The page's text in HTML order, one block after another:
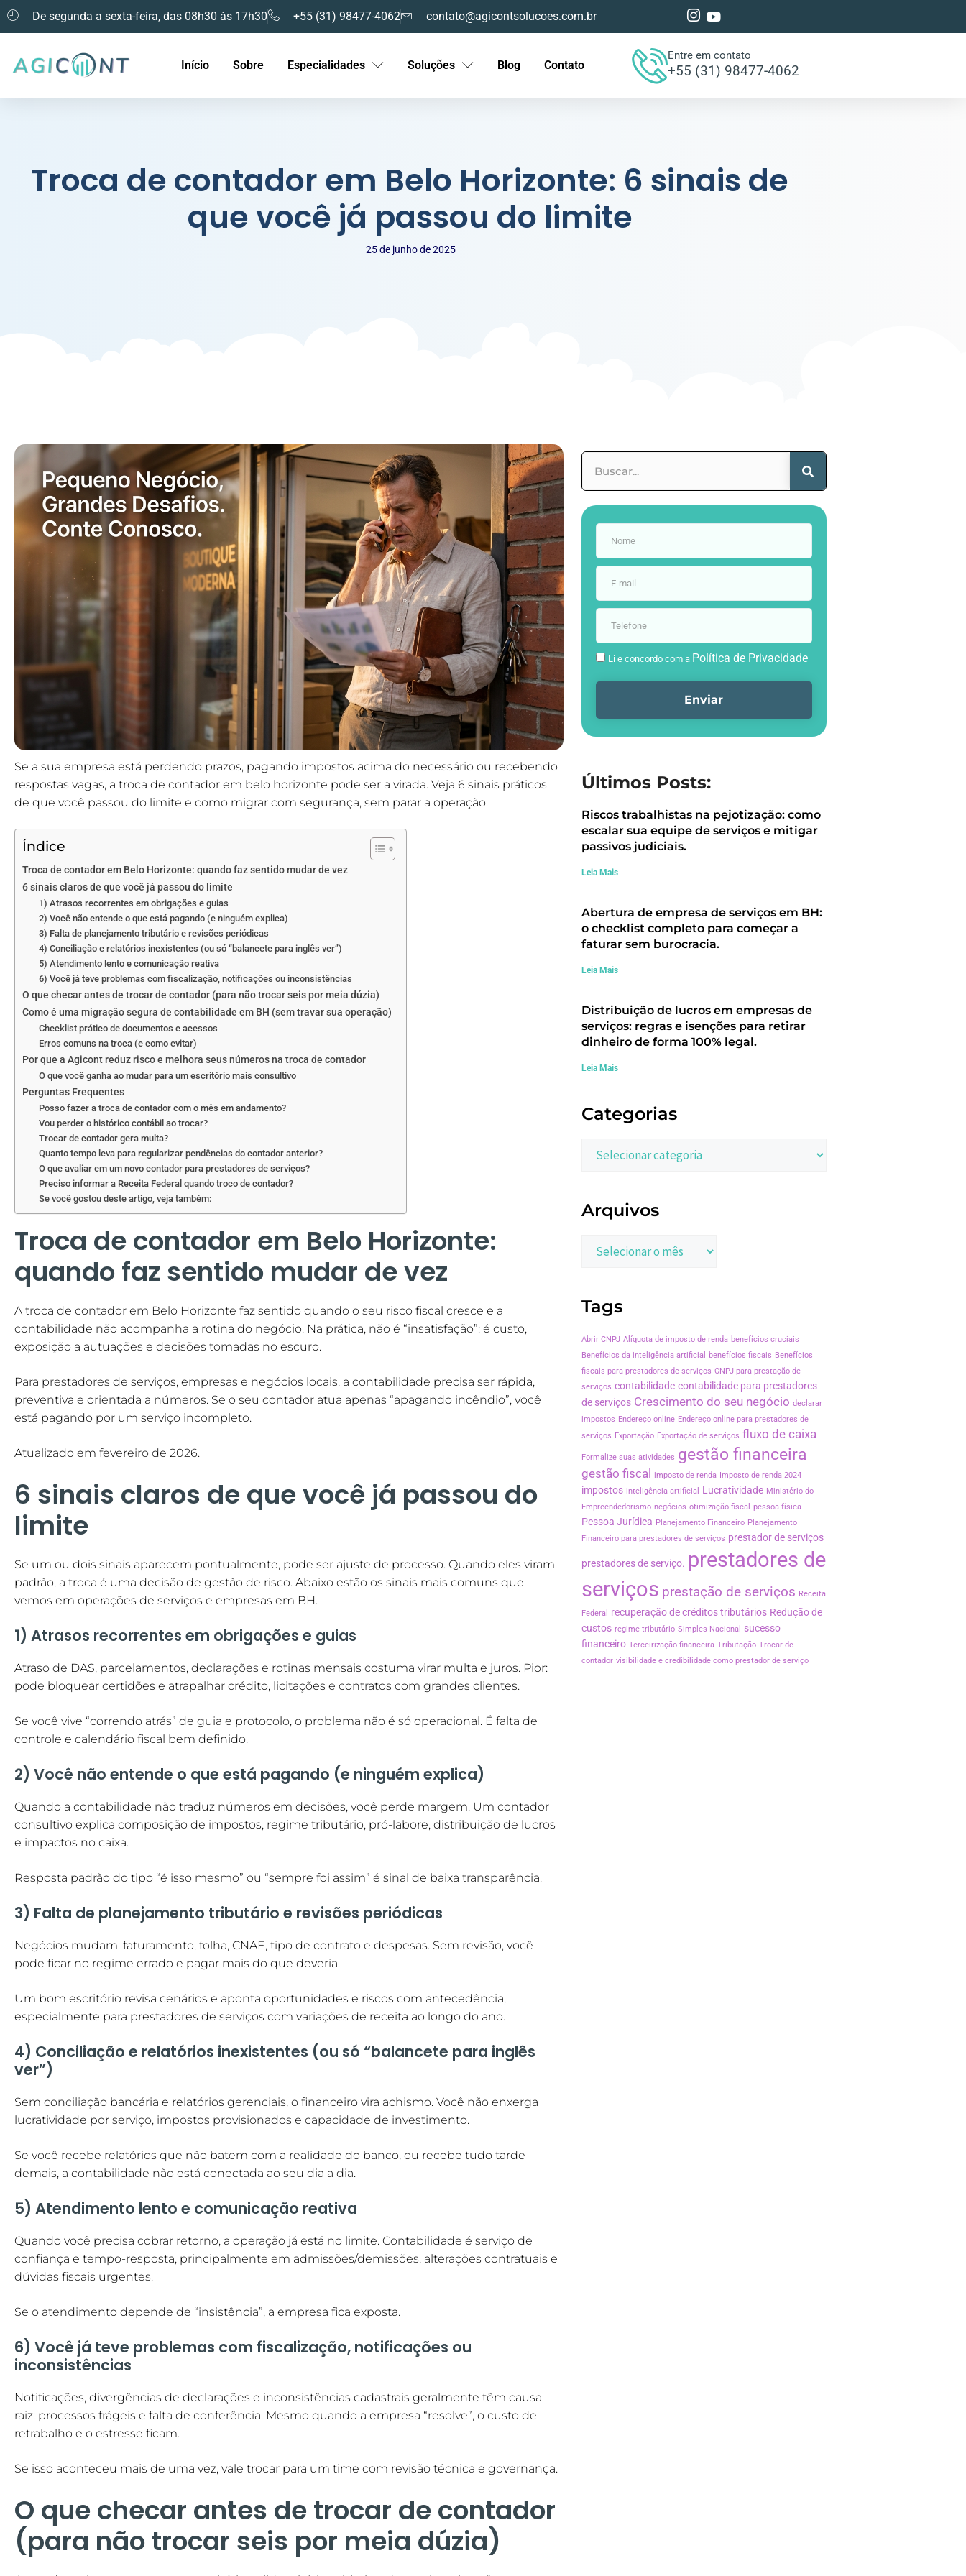
De segunda a sexta-feira, das 08h30 às 17h30 +55 (31) 98477-4062 contato@agicontsolucoes.com.br
Início Sobre Especialidades Soluções Blog Contato
Entre em contato
+55 (31) 98477-4062
Troca de contador em Belo Horizonte: 6 sinais de
que você já passou do limite
25 de junho de 2025
Se a sua empresa está perdendo prazos, pagando impostos acima do necessário ou recebendo
respostas vagas, a troca de contador em belo horizonte pode ser a virada. Veja 6 sinais práticos
de que você passou do limite e como migrar com segurança, sem parar a operação.
Índice
Troca de contador em Belo Horizonte: quando faz sentido mudar de vez
6 sinais claros de que você já passou do limite
1) Atrasos recorrentes em obrigações e guias
2) Você não entende o que está pagando (e ninguém explica)
3) Falta de planejamento tributário e revisões periódicas
4) Conciliação e relatórios inexistentes (ou só “balancete para inglês ver”)
5) Atendimento lento e comunicação reativa
6) Você já teve problemas com fiscalização, notificações ou inconsistências
O que checar antes de trocar de contador (para não trocar seis por meia dúzia)
Como é uma migração segura de contabilidade em BH (sem travar sua operação)
Checklist prático de documentos e acessos
Erros comuns na troca (e como evitar)
Por que a Agicont reduz risco e melhora seus números na troca de contador
O que você ganha ao mudar para um escritório mais consultivo
Perguntas Frequentes
Posso fazer a troca de contador com o mês em andamento?
Vou perder o histórico contábil ao trocar?
Trocar de contador gera multa?
Quanto tempo leva para regularizar pendências do contador anterior?
O que avaliar em um novo contador para prestadores de serviços?
Preciso informar a Receita Federal quando troco de contador?
Se você gostou deste artigo, veja também:
Troca de contador em Belo Horizonte:
quando faz sentido mudar de vez
A troca de contador em Belo Horizonte faz sentido quando o seu risco fiscal cresce e a
contabilidade não acompanha a rotina do negócio. Na prática, não é “insatisfação”: é custo,
exposição a autuações e decisões tomadas no escuro.
Para prestadores de serviços, empresas e negócios locais, a contabilidade precisa ser rápida,
preventiva e orientada a números. Se o seu contador atua apenas “apagando incêndio”, você
está pagando por um serviço incompleto.
Atualizado em fevereiro de 2026.
6 sinais claros de que você já passou do
limite
Se um ou dois sinais aparecem pontualmente, pode ser ajuste de processo. Quando eles viram
padrão, a troca é uma decisão de gestão de risco. Abaixo estão os sinais mais comuns que
vemos em operações de serviços e empresas em BH.
1) Atrasos recorrentes em obrigações e guias
Atraso de DAS, parcelamentos, declarações e rotinas mensais costuma virar multa e juros. Pior:
pode bloquear certidões e atrapalhar crédito, licitações e contratos com grandes clientes.
Se você vive “correndo atrás” de guia e protocolo, o problema não é só operacional. É falta de
controle e calendário fiscal bem definido.
2) Você não entende o que está pagando (e ninguém explica)
Quando a contabilidade não traduz números em decisões, você perde margem. Um contador
consultivo explica composição de impostos, regime tributário, pró-labore, distribuição de lucros
e impactos no caixa.
Resposta padrão do tipo “é isso mesmo” ou “sempre foi assim” é sinal de baixa transparência.
3) Falta de planejamento tributário e revisões periódicas
Negócios mudam: faturamento, folha, CNAE, tipo de contrato e despesas. Sem revisão, você
pode ficar no regime errado e pagar mais do que deveria.
Um bom escritório revisa cenários e aponta oportunidades e riscos com antecedência,
especialmente para prestadores de serviços com variações de receita ao longo do ano.
4) Conciliação e relatórios inexistentes (ou só “balancete para inglês
ver”)
Sem conciliação bancária e relatórios gerenciais, o financeiro vira achismo. Você não enxerga
lucratividade por serviço, impostos provisionados e capacidade de investimento.
Se você recebe relatórios que não batem com a realidade do banco, ou recebe tudo tarde
demais, a contabilidade não está conectada ao seu dia a dia.
5) Atendimento lento e comunicação reativa
Quando você precisa cobrar retorno, a operação já está no limite. Contabilidade é serviço de
confiança e tempo-resposta, principalmente em admissões/demissões, alterações contratuais e
dúvidas fiscais urgentes.
Se o atendimento depende de “insistência”, a empresa fica exposta.
6) Você já teve problemas com fiscalização, notificações ou
inconsistências
Notificações, divergências de declarações e inconsistências cadastrais geralmente têm causa
raiz: processos frágeis e falta de conferência. Mesmo quando a empresa “resolve”, o custo de
retrabalho e o estresse ficam.
Se isso aconteceu mais de uma vez, vale trocar para um time com revisão técnica e governança.
O que checar antes de trocar de contador
(para não trocar seis por meia dúzia)
Li e concordo com a Política de Privacidade
Enviar
Últimos Posts:
Riscos trabalhistas na pejotização: como
escalar sua equipe de serviços e mitigar
passivos judiciais.
Leia Mais
Abertura de empresa de serviços em BH:
o checklist completo para começar a
faturar sem burocracia.
Leia Mais
Distribuição de lucros em empresas de
serviços: regras e isenções para retirar
dinheiro de forma 100% legal.
Leia Mais
Categorias
Arquivos
Tags
Abrir CNPJ Alíquota de imposto de renda benefícios cruciais
Benefícios da inteligência artificial
benefícios fiscais Benefícios
fiscais para prestadores de serviços CNPJ para prestação de
serviços contabilidade contabilidade para prestadores
de serviços Crescimento do seu negócio declarar
impostos Endereço online Endereço online para prestadores de
serviços Exportação Exportação de serviços fluxo de caixa
Formalize suas atividades gestão financeira
gestão fiscal imposto de renda Imposto de renda 2024
impostos inteligência artificial Lucratividade Ministério do
Empreendedorismo negócios otimização fiscal pessoa física
Pessoa Jurídica Planejamento Financeiro Planejamento
Financeiro para prestadores de serviços prestador de serviços
prestadores de serviço. prestadores de
serviços prestação de serviços Receita
Federal recuperação de créditos tributários Redução de
custos regime tributário Simples Nacional
sucesso
financeiro Terceirização financeira Tributação Trocar de
contador visibilidade e credibilidade como prestador de serviço